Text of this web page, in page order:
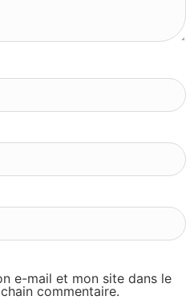
e-mail et mon site dans le
commentaire.